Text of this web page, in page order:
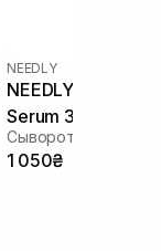
NEEDLY
NEEDLY Azelaic
Serum 30 мл
1 050₴